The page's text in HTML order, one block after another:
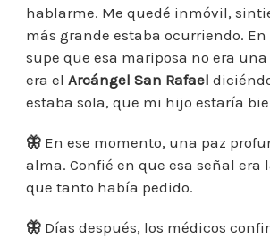
hablarme. Me quedé inmóvil,
más grande estaba ocurriendo.
supe que esa mariposa no era
era el Arcángel San Rafael
estaba sola, que mi hijo estaría
🦋 En ese momento, una paz
alma. Confié en que esa señal era
que tanto había pedido.
🦋 Días después, los médicos